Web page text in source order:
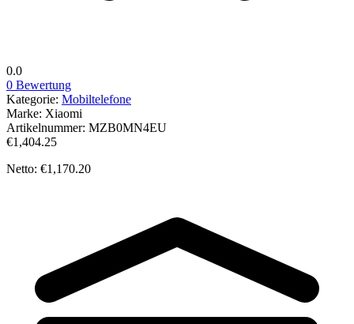
0.0
0 Bewertung
Kategorie: Mobiltelefone
Marke: Xiaomi
Artikelnummer: MZB0MN4EU
€1,404.25
Netto: €1,170.20